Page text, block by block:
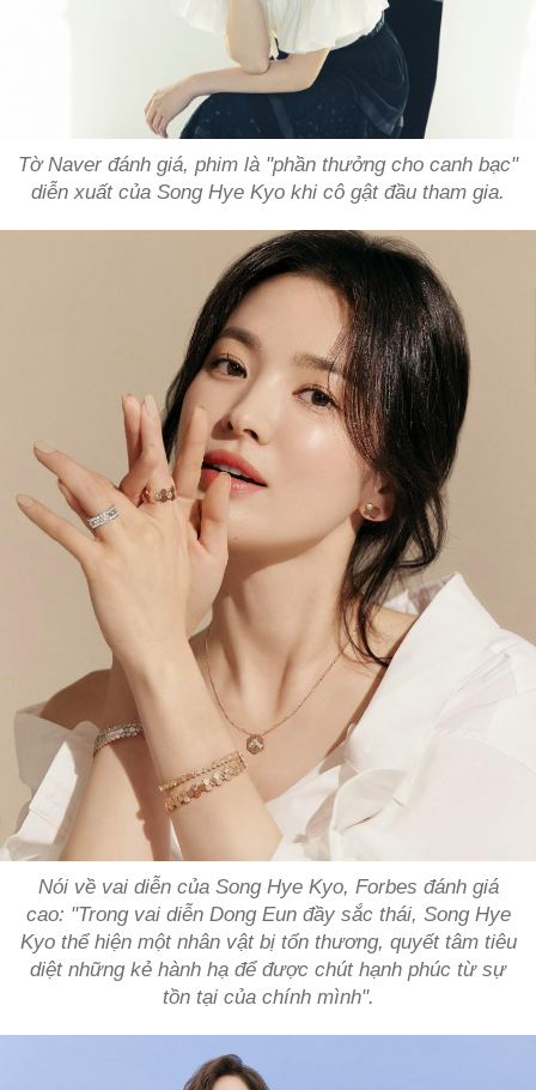
Tờ Naver đánh giá, phim là "phần thưởng cho canh bạc"
diễn xuất của Song Hye Kyo khi cô gật đầu tham gia.
Nói về vai diễn của Song Hye Kyo, Forbes đánh giá
cao: "Trong vai diễn Dong Eun đầy sắc thái, Song Hye
Kyo thể hiện một nhân vật bị tổn thương, quyết tâm tiêu
diệt những kẻ hành hạ để được chút hạnh phúc từ sự
tồn tại của chính mình".